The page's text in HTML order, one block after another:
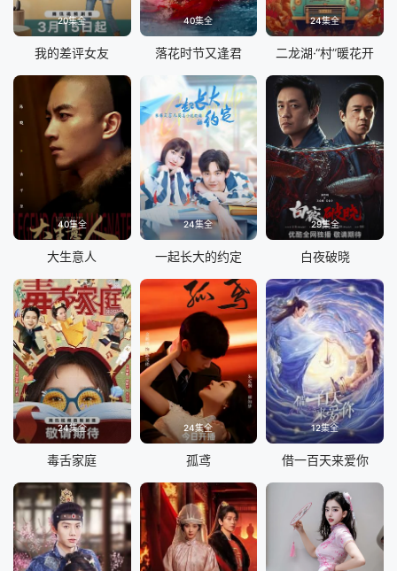
20集全
我的差评女友
40集全
落花时节又逢君
24集全
二龙湖·“村”暖花开
40集全
大生意人
24集全
一起长大的约定
29集全
白夜破晓
24集全
毒舌家庭
24集全
孤鸢
12集全
借一百天来爱你